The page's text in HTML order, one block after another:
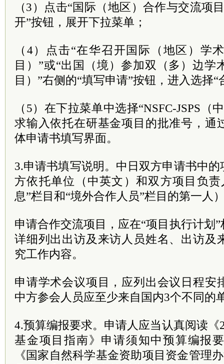
（3）点击“国际（地区）合作与交流项
开”按钮，展开下拉菜单；
（4）点击“在华召开国际（地区）学
目）”或“出国（境）参加双（多）边学
目）”右侧的“填写申请”按钮，进入选择“
（5）在下拉菜单中选择“NSFC-JSPS（
求输入依托在研基金项目的批准号，通
体申请书填写界面。
3.申请书填写说明。中日双方申请书中
方依托单位（中英文）和双方项目负
息”栏目和“境外合作人员”栏目的第一人
申请合作交流项目，应在“项目执行计划
详细列出出访及来访人员姓名、出访及
究工作内容。
申请学术会议项目，应列出会议日程安
中方参会人员应至少来自国内3个不同的
4.预算编报要求。申请人应当认真阅读《
基金项目指南》申请须知中预算编报
《国家自然科学基金资助项目资金管理